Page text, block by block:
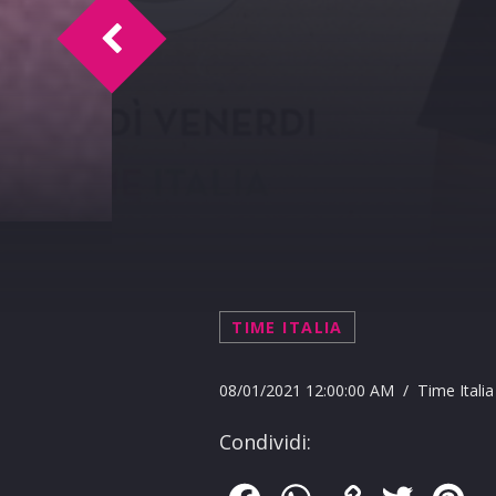
TIME ITALIA
08/01/2021 12:00:00 AM / Time Italia
Condividi:
Doc Time intervista Riccardo Fogli 8-1-